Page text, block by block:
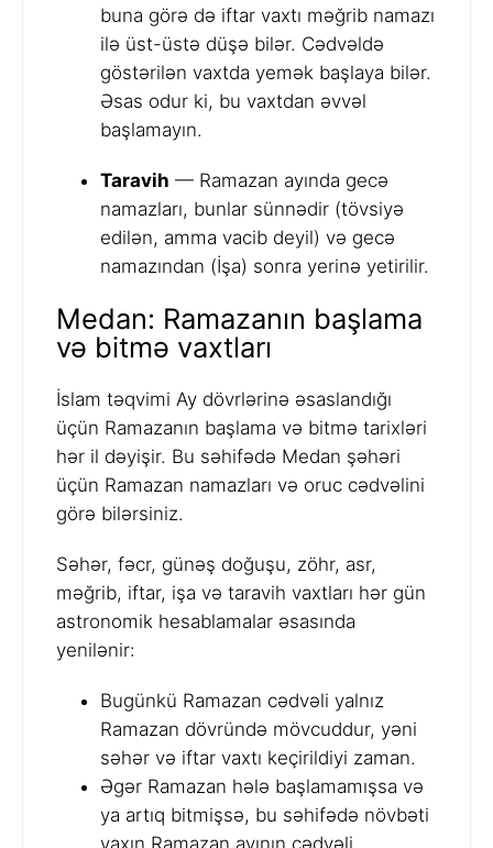
buna görə də iftar vaxtı məğrib namazı
ilə üst-üstə düşə bilər. Cədvəldə
göstərilən vaxtda yemək başlaya bilər.
Əsas odur ki, bu vaxtdan əvvəl
başlamayın.
Taravih — Ramazan ayında gecə
namazları, bunlar sünnədir (tövsiyə
edilən, amma vacib deyil) və gecə
namazından (İşa) sonra yerinə yetirilir.
Medan: Ramazanın başlama
və bitmə vaxtları
İslam təqvimi Ay dövrlərinə əsaslandığı
üçün Ramazanın başlama və bitmə tarixləri
hər il dəyişir. Bu səhifədə Medan şəhəri
üçün Ramazan namazları və oruc cədvəlini
görə bilərsiniz.
Səhər, fəcr, günəş doğuşu, zöhr, asr,
məğrib, iftar, işa və taravih vaxtları hər gün
astronomik hesablamalar əsasında
yenilənir:
Bugünkü Ramazan cədvəli yalnız
Ramazan dövründə mövcuddur, yəni
səhər və iftar vaxtı keçirildiyi zaman.
Əgər Ramazan hələ başlamamışsa və
ya artıq bitmişsə, bu səhifədə növbəti
yaxın Ramazan ayının cədvəli